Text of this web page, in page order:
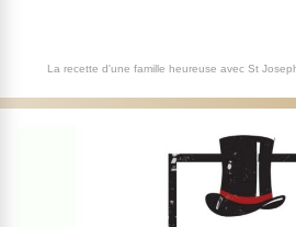
La recette d'une famille heureuse avec St